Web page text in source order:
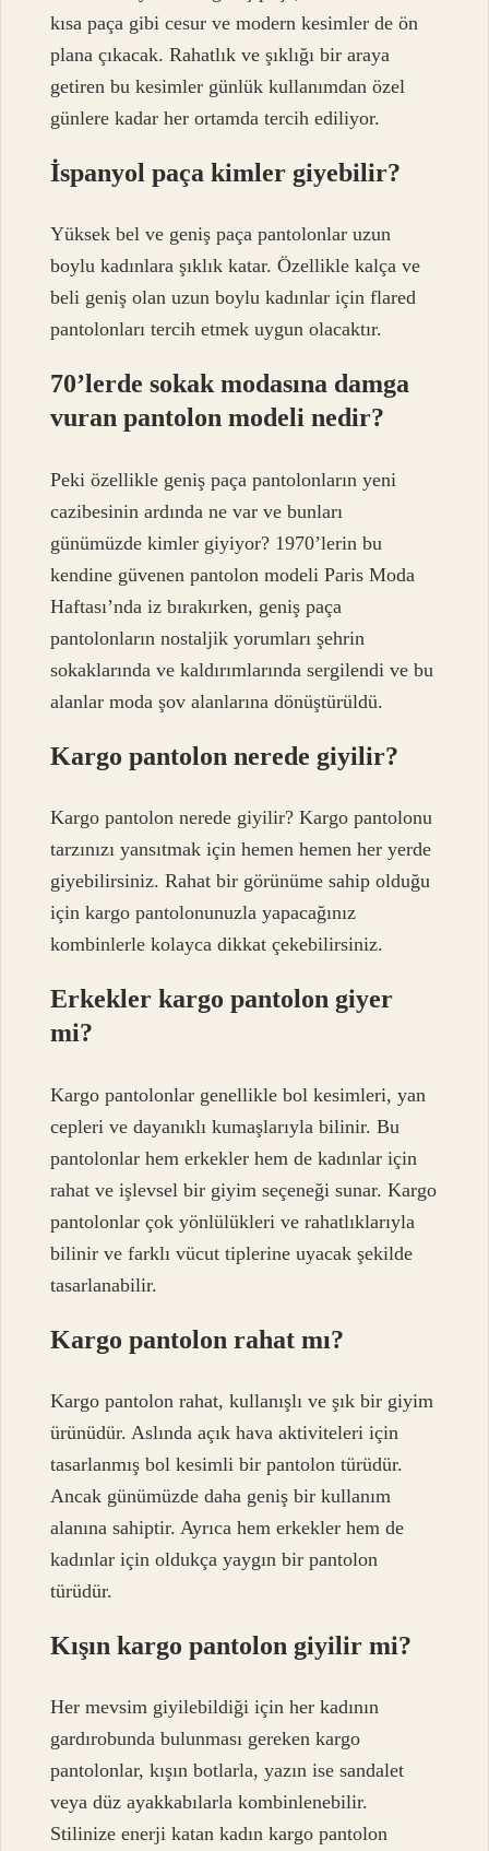
kısa paça gibi cesur ve modern kesimler de ön
plana çıkacak. Rahatlık ve şıklığı bir araya
getiren bu kesimler günlük kullanımdan özel
günlere kadar her ortamda tercih ediliyor.
İspanyol paça kimler giyebilir?
Yüksek bel ve geniş paça pantolonlar uzun
boylu kadınlara şıklık katar. Özellikle kalça ve
beli geniş olan uzun boylu kadınlar için flared
pantolonları tercih etmek uygun olacaktır.
70’lerde sokak modasına damga
vuran pantolon modeli nedir?
Peki özellikle geniş paça pantolonların yeni
cazibesinin ardında ne var ve bunları
günümüzde kimler giyiyor? 1970’lerin bu
kendine güvenen pantolon modeli Paris Moda
Haftası’nda iz bırakırken, geniş paça
pantolonların nostaljik yorumları şehrin
sokaklarında ve kaldırımlarında sergilendi ve bu
alanlar moda şov alanlarına dönüştürüldü.
Kargo pantolon nerede giyilir?
Kargo pantolon nerede giyilir? Kargo pantolonu
tarzınızı yansıtmak için hemen hemen her yerde
giyebilirsiniz. Rahat bir görünüme sahip olduğu
için kargo pantolonunuzla yapacağınız
kombinlerle kolayca dikkat çekebilirsiniz.
Erkekler kargo pantolon giyer
mi?
Kargo pantolonlar genellikle bol kesimleri, yan
cepleri ve dayanıklı kumaşlarıyla bilinir. Bu
pantolonlar hem erkekler hem de kadınlar için
rahat ve işlevsel bir giyim seçeneği sunar. Kargo
pantolonlar çok yönlülükleri ve rahatlıklarıyla
bilinir ve farklı vücut tiplerine uyacak şekilde
tasarlanabilir.
Kargo pantolon rahat mı?
Kargo pantolon rahat, kullanışlı ve şık bir giyim
ürünüdür. Aslında açık hava aktiviteleri için
tasarlanmış bol kesimli bir pantolon türüdür.
Ancak günümüzde daha geniş bir kullanım
alanına sahiptir. Ayrıca hem erkekler hem de
kadınlar için oldukça yaygın bir pantolon
türüdür.
Kışın kargo pantolon giyilir mi?
Her mevsim giyilebildiği için her kadının
gardırobunda bulunması gereken kargo
pantolonlar, kışın botlarla, yazın ise sandalet
veya düz ayakkabılarla kombinlenebilir.
Stilinize enerji katan kadın kargo pantolon